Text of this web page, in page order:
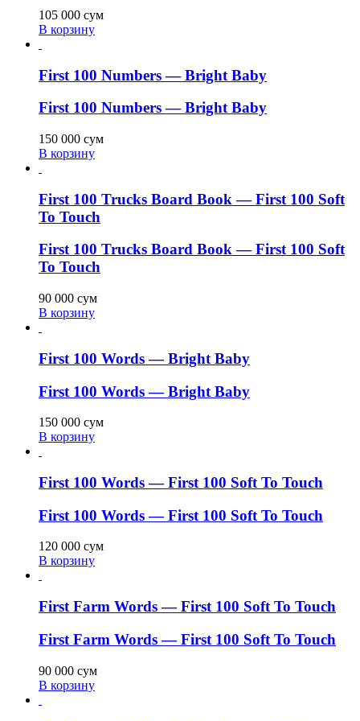
105 000 сум
В корзину
First 100 Numbers — Bright Baby
First 100 Numbers — Bright Baby
150 000 сум
В корзину
First 100 Trucks Board Book — First 100 Soft
To Touch
First 100 Trucks Board Book — First 100 Soft
To Touch
90 000 сум
В корзину
First 100 Words — Bright Baby
First 100 Words — Bright Baby
150 000 сум
В корзину
First 100 Words — First 100 Soft To Touch
First 100 Words — First 100 Soft To Touch
120 000 сум
В корзину
First Farm Words — First 100 Soft To Touch
First Farm Words — First 100 Soft To Touch
90 000 сум
В корзину